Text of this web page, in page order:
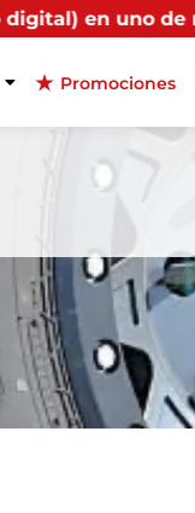
puntos
Promociones